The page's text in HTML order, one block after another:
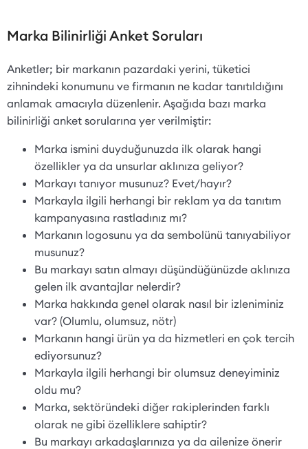
Marka Bilinirliği Anket Soruları
Anketler; bir markanın pazardaki yerini, tüketici
zihnindeki konumunu ve firmanın ne kadar tanıtıldığını
anlamak amacıyla düzenlenir. Aşağıda bazı marka
bilinirliği anket sorularına yer verilmiştir:
Marka ismini duyduğunuzda ilk olarak hangi
özellikler ya da unsurlar aklınıza geliyor?
Markayı tanıyor musunuz? Evet/hayır?
Markayla ilgili herhangi bir reklam ya da tanıtım
kampanyasına rastladınız mı?
Markanın logosunu ya da sembolünü tanıyabiliyor
musunuz?
Bu markayı satın almayı düşündüğünüzde aklınıza
gelen ilk avantajlar nelerdir?
Marka hakkında genel olarak nasıl bir izleniminiz
var? (Olumlu, olumsuz, nötr)
Markanın hangi ürün ya da hizmetleri en çok tercih
ediyorsunuz?
Markayla ilgili herhangi bir olumsuz deneyiminiz
oldu mu?
Marka, sektöründeki diğer rakiplerinden farklı
olarak ne gibi özelliklere sahiptir?
Bu markayı arkadaşlarınıza ya da ailenize önerir